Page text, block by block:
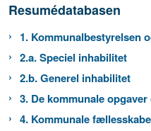
Resumédatabasen
1. Kommunalbestyrelsen
2.a. Speciel inhabilitet
2.b. Generel inhabilitet
3. De kommunale
4. Kommunale